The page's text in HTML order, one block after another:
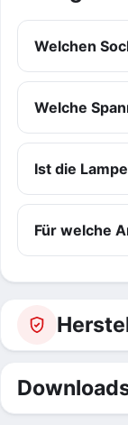
Welchen
Welche
Ist die
Für welche